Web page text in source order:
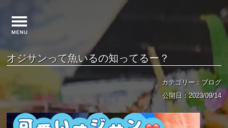
オジサンって魚いるの知ってるー？
カテゴリー：ブログ
公開日：2023/09/14